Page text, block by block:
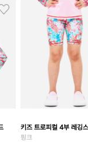
키즈 트로피컬 4부 레깅스
핑크